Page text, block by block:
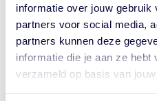
informatie over jouw gebruik
partners voor social media,
partners kunnen deze
informatie die je aan ze
verzameld op basis van
Historie